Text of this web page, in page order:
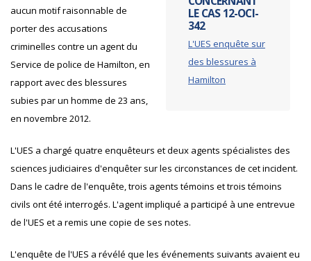
LE CAS 12-OCI-
342
L'UES enquête sur
des blessures à
Hamilton
aucun motif raisonnable de
porter des accusations
criminelles contre un agent du
Service de police de Hamilton, en
rapport avec des blessures
subies par un homme de 23 ans,
en novembre 2012.
L'UES a chargé quatre enquêteurs et deux agents spécialistes des
sciences judiciaires d'enquêter sur les circonstances de cet incident.
Dans le cadre de l'enquête, trois agents témoins et trois témoins
civils ont été interrogés. L'agent impliqué a participé à une entrevue
de l'UES et a remis une copie de ses notes.
L'enquête de l'UES a révélé que les événements suivants avaient eu